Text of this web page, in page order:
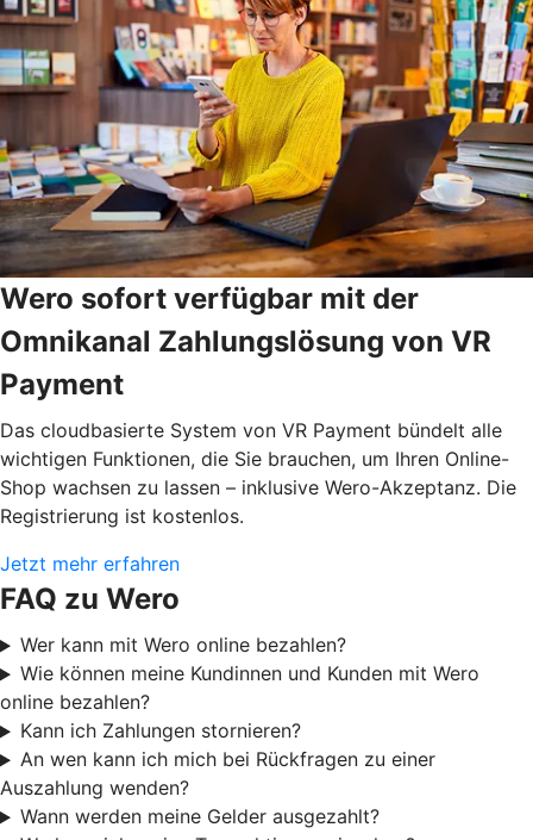
Wero sofort verfügbar mit der
Omnikanal Zahlungslösung von VR
Payment
Das cloudbasierte System von VR Payment bündelt alle
wichtigen Funktionen, die Sie brauchen, um Ihren Online-
Shop wachsen zu lassen – inklusive Wero-Akzeptanz. Die
Registrierung ist kostenlos.
Jetzt mehr erfahren
FAQ zu Wero
Wer kann mit Wero online bezahlen?
Wie können meine Kundinnen und Kunden mit Wero
online bezahlen?
Kann ich Zahlungen stornieren?
An wen kann ich mich bei Rückfragen zu einer
Auszahlung wenden?
Wann werden meine Gelder ausgezahlt?